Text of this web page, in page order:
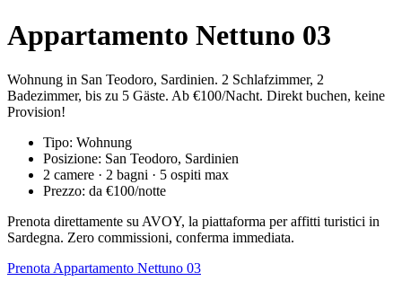
Appartamento Nettuno 03
Wohnung in San Teodoro, Sardinien. 2 Schlafzimmer, 2
Badezimmer, bis zu 5 Gäste. Ab €100/Nacht. Direkt buchen, keine
Provision!
Tipo: Wohnung
Posizione: San Teodoro, Sardinien
2 camere · 2 bagni · 5 ospiti max
Prezzo: da €100/notte
Prenota direttamente su AVOY, la piattaforma per affitti turistici in
Sardegna. Zero commissioni, conferma immediata.
Prenota Appartamento Nettuno 03